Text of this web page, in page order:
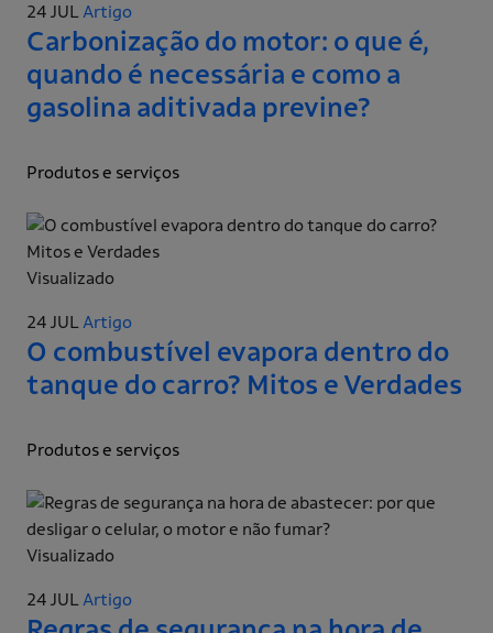
24 JULArtigo
Carbonização do motor: o que é,
quando é necessária e como a
gasolina aditivada previne?
Produtos e serviços
Visualizado
24 JULArtigo
O combustível evapora dentro do
tanque do carro? Mitos e Verdades
Produtos e serviços
Visualizado
24 JULArtigo